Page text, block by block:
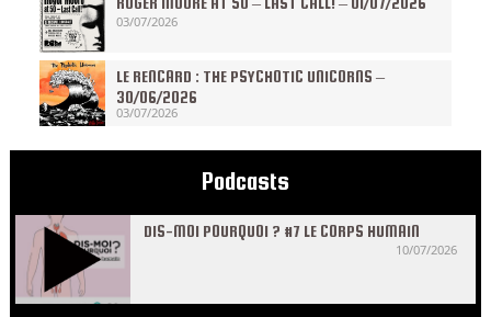
03/07/2026
LE RENCARD : THE PSYCHOTIC UNICORNS –
30/06/2026
03/07/2026
Podcasts
DIS-MOI POURQUOI ? #7 LE CORPS HUMAIN
10/07/2026